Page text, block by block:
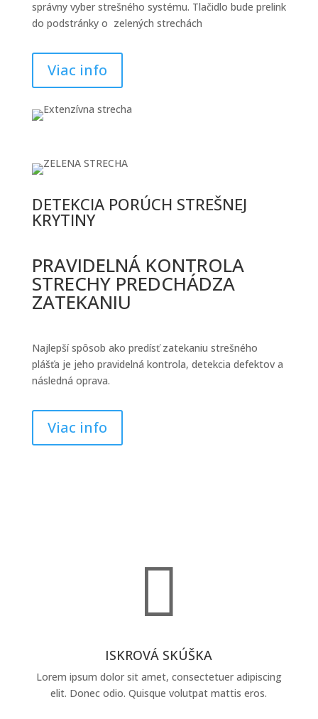
správny vyber strešného systému. Tlačidlo bude prelink
do podstránky o zelených strechách
Viac info
DETEKCIA PORÚCH STREŠNEJ
KRYTINY
PRAVIDELNÁ KONTROLA
STRECHY PREDCHÁDZA
ZATEKANIU
Najlepší spôsob ako predísť zatekaniu strešného
plášťa je jeho pravidelná kontrola, detekcia defektov a
následná oprava.
Viac info

ISKROVÁ SKÚŠKA
Lorem ipsum dolor sit amet, consectetuer adipiscing
elit. Donec odio. Quisque volutpat mattis eros.